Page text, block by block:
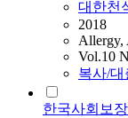
대한천
2018
Allergy,
Vol.10
복사/대
한국사회보